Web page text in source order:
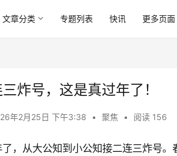
文章分类 专题列表 快讯 更多页面
炸号，这是真过年了！
年2月25日 下午3:38 • 聚焦 • 阅读 156
，从大公知到小公知接二连三炸号。